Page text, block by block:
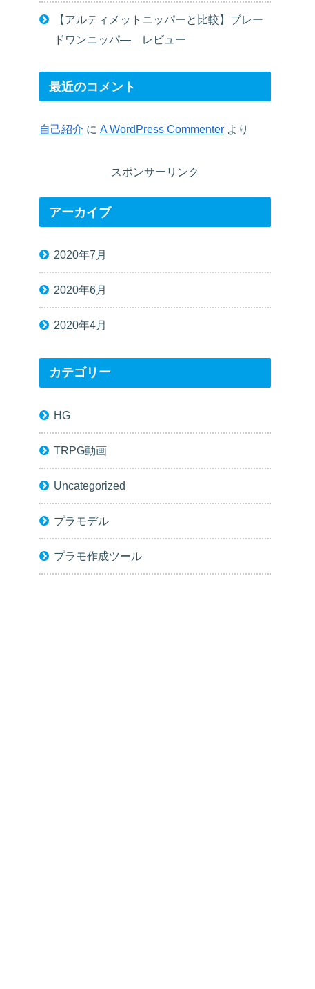
【アルティメットニッパーと比較】ブレー
ドワンニッパ― レビュー
最近のコメント
自己紹介 に A WordPress Commenter より
スポンサーリンク
アーカイブ
2020年7月
2020年6月
2020年4月
カテゴリー
HG
TRPG動画
Uncategorized
プラモデル
プラモ作成ツール